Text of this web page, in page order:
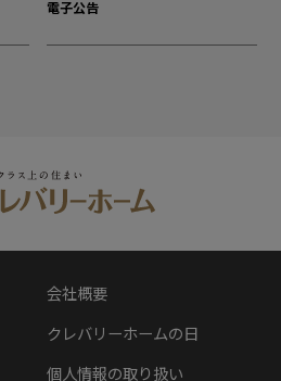
電子公告
会社概要
クレバリーホームの日
個人情報の取り扱い